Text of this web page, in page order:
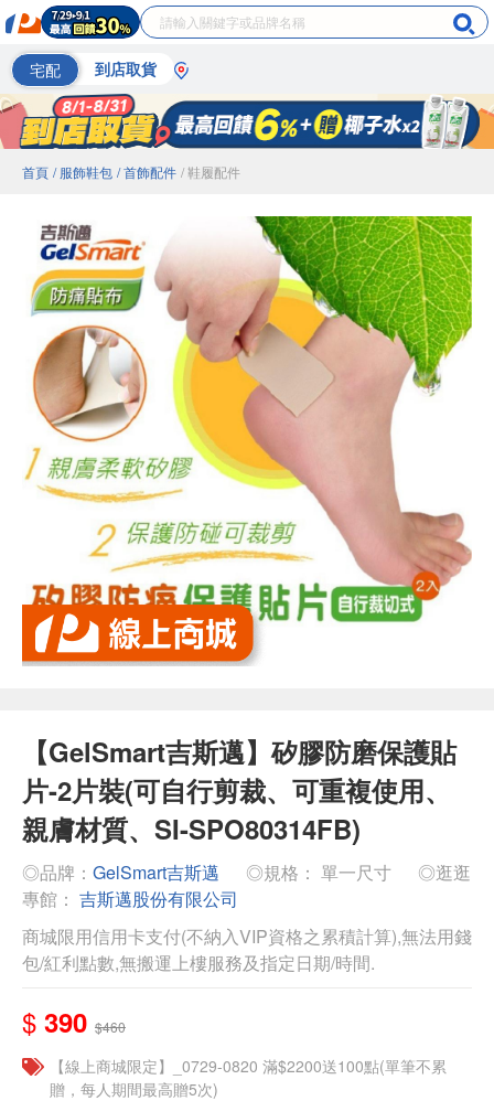
宅配 到店取貨
首頁 / 服飾鞋包 / 首飾配件 / 鞋履配件
【GelSmart吉斯邁】矽膠防磨保護貼
片-2片裝(可自行剪裁、可重複使用、
親膚材質、SI-SPO80314FB)
◎品牌： GelSmart吉斯邁 ◎規格： 單一尺寸
◎逛逛
專館： 吉斯邁股份有限公司
商城限用信用卡支付(不納入VIP資格之累積計算),無法用錢
包/紅利點數,無搬運上樓服務及指定日期/時間.
$ 390 $460
【線上商城限定】_0729-0820 滿$2200送100點(單筆不累
贈，每人期間最高贈5次)